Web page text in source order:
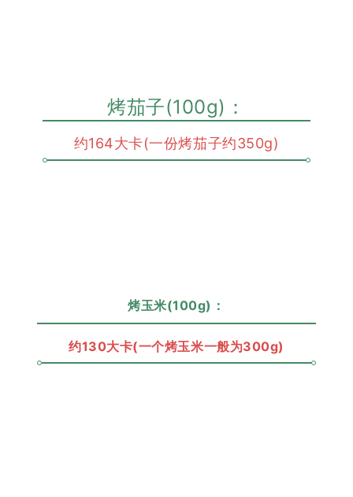
烤茄子(100g)：
约164大卡(一份烤茄子约350g)
烤玉米(100g)：
约130大卡(一个烤玉米一般为300g)